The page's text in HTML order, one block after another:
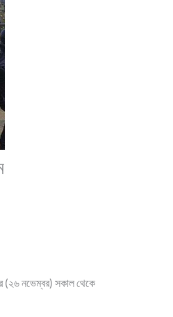
(২৬ নভেম্বর) সকাল থেকে